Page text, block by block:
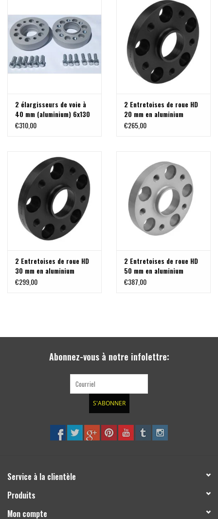
2 élargisseurs de voie à
40 mm (aluminium) 6x130
M14x1,5 pour Sprinter,
€310,00
2 Entretoises de roue HD
20 mm en aluminium
anodisé 6x130 M14x1,5
€265,00
2 Entretoises de roue HD
30 mm en aluminium
anodisé 6x130 M14x1,5
€299,00
2 Entretoises de roue HD
50 mm en aluminium
anodisé 6x130 M14x1,5
€387,00
Abonnez-vous à notre infolettre:
S'ABONNER
Service à la clientèle
Produits
Mon compte